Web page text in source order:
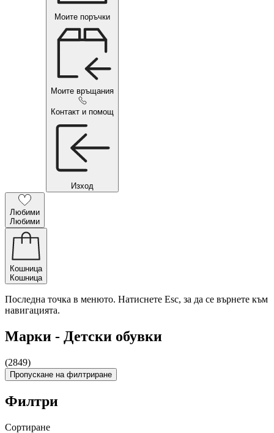
Моите поръчки
Моите връщания
Контакт и помощ
Изход
Любими
Любими
Кошница
Кошница
Последна точка в менюто. Натиснете Esc, за да се върнете към
навигацията.
Марки - Детски обувки
(2849)
Пропускане на филтриране
Филтри
Сортиране